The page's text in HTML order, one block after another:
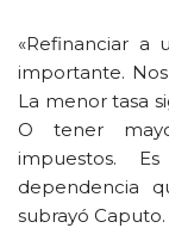
«Refinanciar a
importante.
La menor tasa
O tener
impuestos.
dependencia
subrayó Caputo.